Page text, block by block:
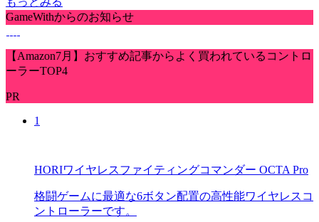
GameWithからのお知らせ
【Amazon7月】おすすめ記事からよく買われているコントロ
ーラーTOP4
PR
1
HORIワイヤレスファイティングコマンダー OCTA Pro
格闘ゲームに最適な6ボタン配置の高性能ワイヤレスコ
ントローラーです。